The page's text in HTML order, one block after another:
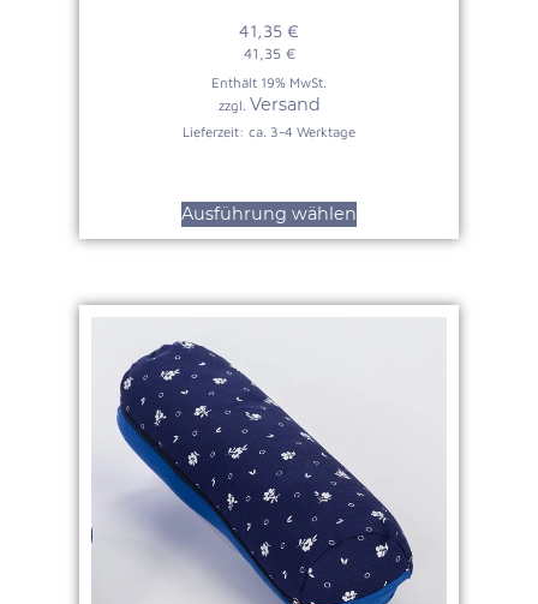
41,35 €
41,35 €
Enthält 19% MwSt.
zzgl. Versand
Lieferzeit: ca. 3-4 Werktage
Ausführung wählen